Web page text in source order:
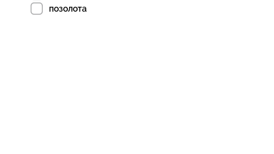
позолота